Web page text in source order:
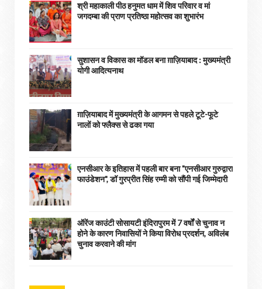
श्री महाकाली पीठ हनुमत धाम में शिव परिवार व मां
जगदम्बा की प्राण प्रतिष्ठा महोत्सव का शुभारंभ
सुशासन व विकास का मॉडल बना ग़ाज़ियाबाद : ​मुख्यमंत्री
योगी आदित्यनाथ
ग़ाज़ियाबाद में मुख्यमंत्री के आगमन से पहले टूटे-फूटे
नालों को फ्लैक्स से ढका गया
एनसीआर के इतिहास में पहली बार बना "एनसीआर गुरुद्वारा
फाउंडेशन", डॉ गुरप्रीत सिंह रम्मी को सौंपी गई जिम्मेदारी
ऑरेंज काउंटी सोसायटी इंदिरापुरम में 7 वर्षों से चुनाव न
होने के कारण निवासियों ने किया विरोध प्रदर्शन, अविलंब
चुनाव करवाने की मांग